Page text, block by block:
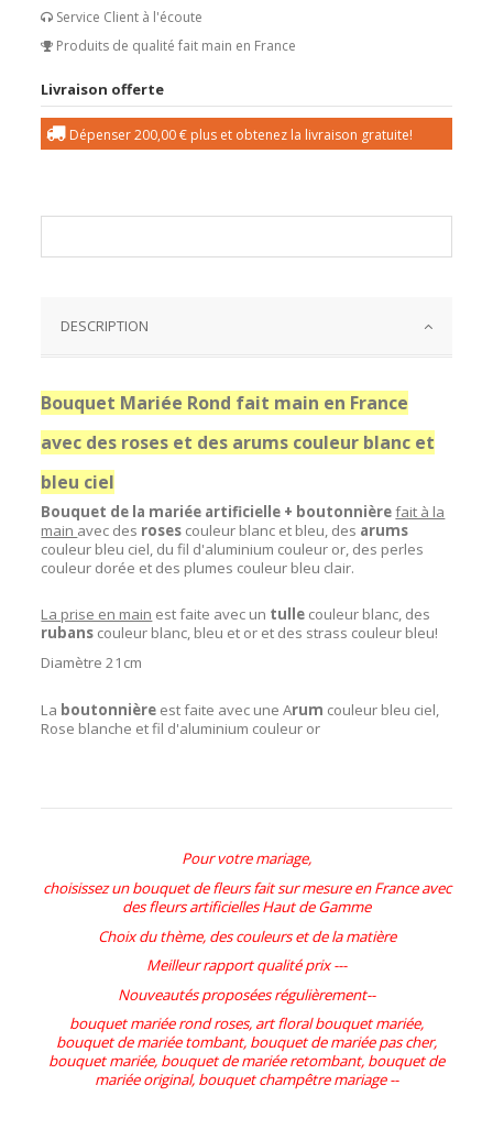
Service Client à l'écoute
Produits de qualité fait main en France
Livraison offerte
Dépenser200,00 € plus et obtenez la livraison gratuite!
DESCRIPTION
Bouquet Mariée Rond fait main en France
avec des roses et des arums couleur blanc et
bleu ciel
Bouquet de la mariée artificielle + boutonnièrefait à la
main avec des roses couleur blanc et bleu, des arums
couleur bleu ciel, du fil d'aluminium couleur or, des perles
couleur dorée et des plumes couleur bleu clair.
La prise en main est faite avec un tulle couleur blanc, des
rubans couleur blanc, bleu et or et des strass couleur bleu!
Diamètre 21cm
La boutonnière est faite avec une Arum couleur bleu ciel,
Rose blanche et fil d'aluminium couleur or
Pour votre mariage,
choisissez un bouquet de fleurs fait sur mesure en France avec
des fleurs artificielles Haut de Gamme
Choix du thème, des couleurs et de la matière
Meilleur rapport qualité prix ---
Nouveautés proposées régulièrement--
bouquet mariée rond roses, art floral bouquet mariée,
bouquet de mariée tombant, bouquet de mariée pas cher,
bouquet mariée, bouquet de mariée retombant, bouquet de
mariée original, bouquet champêtre mariage --